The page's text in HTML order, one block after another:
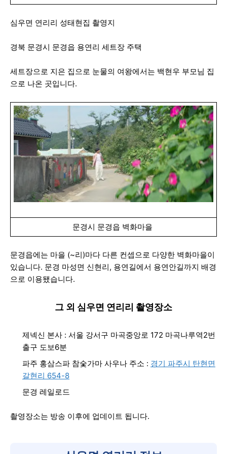
심우면 연리리 성태현집 촬영지
경북 문경시 문경읍 용연리 세트장 주택
세트장으로 지은 집으로 눈물의 여왕에서는 백현우 부모님 집
으로 나온 곳입니다.
문경시 문경읍 벽화마을
문경읍에는 마을 (~리)마다 다른 컨셉으로 다양한 벽화마을이
있습니다. 문경 마성면 신현리, 용연길에서 용연안길까지 배경
으로 이용됐습니다.
그 외 심우면 연리리 촬영장소
제넥신 본사 : 서울 강서구 마곡중앙로 172 마곡나루역2번
출구 도보6분
파주 홍삼스파 참숯가마 사우나 주소 : 경기 파주시 탄현면
갈현리 654-8
문경 레일로드
촬영장소는 방송 이후에 업데이트 됩니다.